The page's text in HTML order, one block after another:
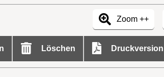
Zoom ++
Löschen Druckversion